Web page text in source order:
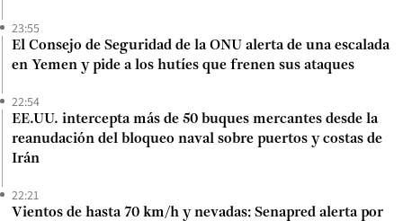
23:55
El Consejo de Seguridad de la ONU alerta de una escalada
en Yemen y pide a los hutíes que frenen sus ataques
22:54
EE.UU. intercepta más de 50 buques mercantes desde la
reanudación del bloqueo naval sobre puertos y costas de
Irán
22:21
Vientos de hasta 70 km/h y nevadas: Senapred alerta por